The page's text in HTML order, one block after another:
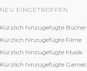
NEU EINGETROFFEN
Kürzlich hinzugefügte Bücher
Kürzlich hinzugefügte Filme
Kürzlich hinzugefügte Musik
Kürzlich hinzugefügte Games